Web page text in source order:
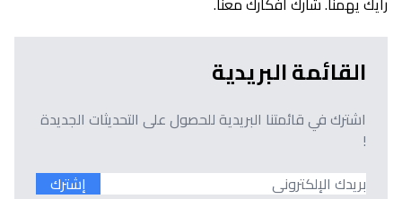
القائمة البريدية
اشترك في قائمتنا البريدية للحصول على التحديثات الجديدة
!
إشترك